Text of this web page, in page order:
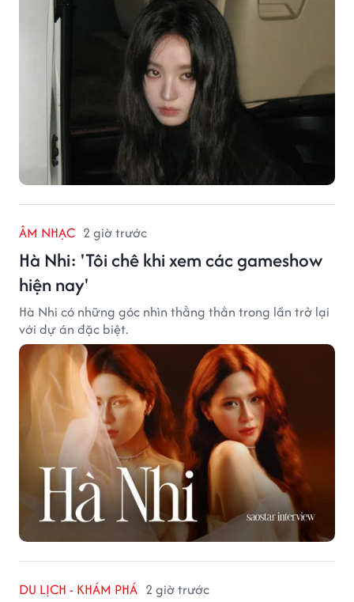
ÂM NHẠC 2 giờ trước
Hà Nhi: 'Tôi chê khi xem các gameshow
hiện nay'
Hà Nhi có những góc nhìn thẳng thắn trong lần trở lại
với dự án đặc biệt.
DU LỊCH - KHÁM PHÁ 2 giờ trước